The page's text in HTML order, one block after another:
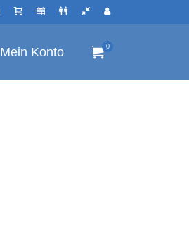
Mein Konto 0